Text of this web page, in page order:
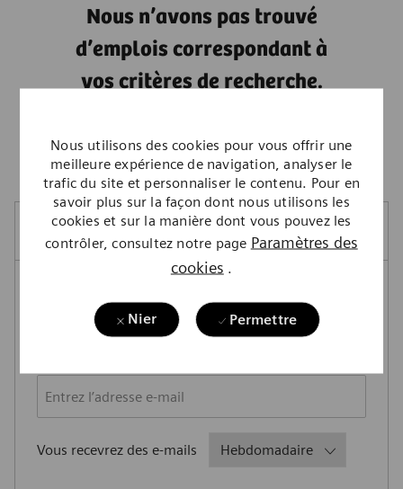
Nous utilisons des cookies pour vous offrir une
meilleure expérience de navigation, analyser le
trafic du site et personnaliser le contenu. Pour en
savoir plus sur la façon dont nous utilisons les
cookies et sur la manière dont vous pouvez les
contrôler, consultez notre page Paramètres des
cookies .
Nier Permettre
Nous n’avons pas trouvé
d’emplois correspondant à
vos critères de recherche.
nouvelle recherche.
Créer une alerte-emploi
dessus pour obtenir de meilleures alertes d’emploi
Vous recevrez des e-mails Required